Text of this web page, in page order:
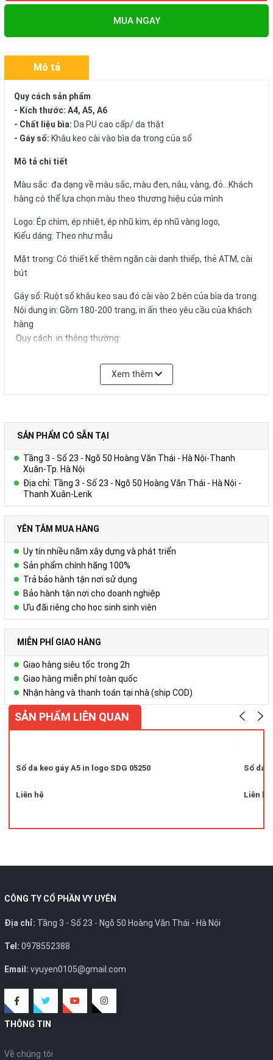
MUA NGAY
Mô tả
Quy cách sản phẩm
- Kích thước: A4, A5, A6
- Chất liệu bìa: Da PU cao cấp/ da thật
- Gáy sổ: Khâu keo cài vào bìa da trong của sổ
Mô tả chi tiết
Màu sắc: đa dạng về màu sắc, màu đen, nâu, vàng, đỏ...Khách
hàng có thể lựa chọn màu theo thương hiệu của mình
Logo: Ép chìm, ép nhiệt, ép nhũ kim, ép nhũ vàng logo,
Kiểu dáng: Theo như mẫu
Mặt trong: Có thiết kế thêm ngăn cài danh thiếp, thẻ ATM, cài
bút
Gáy sổ: Ruột sổ khâu keo sau đó cài vào 2 bên của bìa da trong.
Nội dung in: Gồm 180-200 trang, in ấn theo yêu cầu của khách
hàng
Quy cách in thông thường:
+ Trang viết: in 01 màu 01 nội dung trên giấy offset 80g màu
+ Kích thước trang giấy in: 14.5x20.6cm
Số lượng và màu sắc của giấy hay mẫu mã của sản phẩm có thể
được đặt theo yêu cầu của khách hàng.
Liên hệ
Công ty Cổ phần Vy Uyên
DC: Số 23, ngõ 50 Hoàng Văn Thái, Khương Mai, Thanh Xuân, Hà
Nội
Hotline/ZALO : 0978.552.388 ( Ms Uyên)
Xem thêm
SẢN PHẨM CÓ SẴN TẠI
Tầng 3 - Số 23 - Ngõ 50 Hoàng Văn Thái - Hà Nội-Thanh
Xuân-Tp. Hà Nội
Địa chỉ: Tầng 3 - Số 23 - Ngõ 50 Hoàng Văn Thái - Hà Nội -
Thanh Xuân-Lerik
YÊN TÂM MUA HÀNG
Uy tín nhiều năm xây dựng và phát triển
Sản phẩm chính hãng 100%
Trả bảo hành tận nơi sử dụng
Bảo hành tận nơi cho doanh nghiệp
Ưu đãi riêng cho học sinh sinh viên
MIỄN PHÍ GIAO HÀNG
Giao hàng siêu tốc trong 2h
Giao hàng miễn phí toàn quốc
Nhận hàng và thanh toán tại nhà (ship COD)
SẢN PHẨM LIÊN QUAN
Sổ da keo gáy A5 in logo SDG 05250
Liên hệ
Sổ da
Liên hệ
CÔNG TY CỔ PHẦN VY UYÊN
Địa chỉ: Tầng 3 - Số 23 - Ngõ 50 Hoàng Văn Thái - Hà Nội
Tel: 0978552388
Email: vyuyen0105@gmail.com
THÔNG TIN
Về chúng tôi